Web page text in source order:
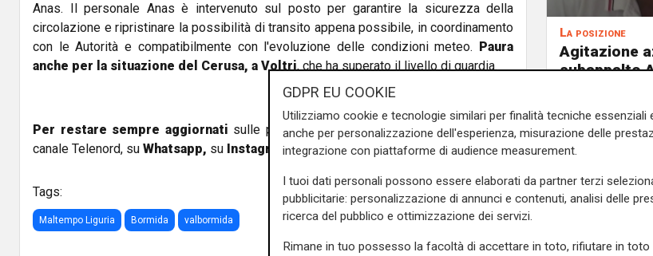
Anas. Il personale Anas è intervenuto sul posto per garantire la sicurezza della
circolazione e ripristinare la possibilità di transito appena possibile, in coordinamento
con le Autorità e compatibilmente con l'evoluzione delle condizioni meteo.
Paura
anche per la situazione del Cerusa, a Voltri, che ha superato il livello di guardia.
Per restare sempre aggiornati sulle principali notizie sulla Liguria seguiteci sul
canale Telenord, su Whatsapp, su Instagram,suYoutubee suFacebook.
Tags:
Maltempo Liguria Bormida valbormida
La posizione
Agitazione
subappalto
Anav
GDPR EU COOKIE
Utilizziamo cookie e tecnologie similari per finalità tecniche essenziali
anche per personalizzazione dell'esperienza, misurazione delle
integrazione con piattaforme di audience measurement.
I tuoi dati personali possono essere elaborati da partner terzi
pubblicitarie: personalizzazione di annunci e contenuti, analisi delle
ricerca del pubblico e ottimizzazione dei servizi.
Rimane in tuo possesso la facoltà di accettare in toto, rifiutare in toto